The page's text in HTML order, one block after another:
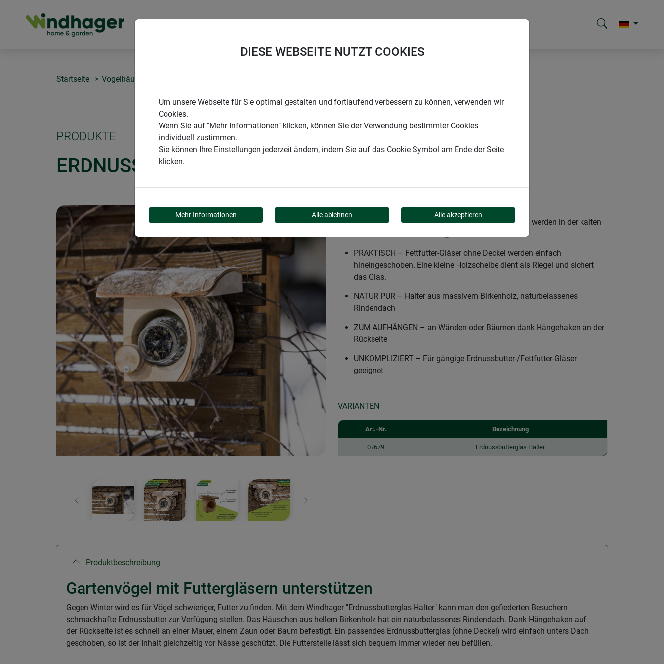
Startseite Vogelhäuser
PRODUKTE
ERDNUSSBUTTERGLAS HALTER
Zurück Weiter
UNTERSTÜTZUNG FÜR VÖGEL – Heimische Vögel werden in der kalten
PRAKTISCH – Fettfutter-Gläser ohne Deckel werden einfach
hineingeschoben. Eine kleine Holzscheibe dient als Riegel und sichert
das Glas.
NATUR PUR – Halter aus massivem Birkenholz, naturbelassenes
Rindendach
ZUM AUFHÄNGEN – an Wänden oder Bäumen dank Hängehaken an der
Rückseite
UNKOMPLIZIERT – Für gängige Erdnussbutter-/Fettfutter-Gläser
geeignet
VARIANTEN
Art.-Nr. Bezeichnung
07679 Erdnussbutterglas Halter
Produktbeschreibung
Gartenvögel mit Futtergläsern unterstützen
Gegen Winter wird es für Vögel schwieriger, Futter zu finden. Mit dem Windhager "Erdnussbutterglas-Halter" kann man den gefiederten Besuchern
schmackhafte Erdnussbutter zur Verfügung stellen. Das Häuschen aus hellem Birkenholz hat ein naturbelassenes Rindendach. Dank Hängehaken auf
der Rückseite ist es schnell an einer Mauer, einem Zaun oder Baum befestigt. Ein passendes Erdnussbutterglas (ohne Deckel) wird einfach unters Dach
geschoben, so ist der Inhalt gleichzeitig vor Nässe geschützt. Die Futterstelle lässt sich bequem immer wieder neu befüllen.
DIESE WEBSEITE NUTZT COOKIES
Um unsere Webseite für Sie optimal gestalten und fortlaufend verbessern zu können, verwenden wir
Cookies.
Wenn Sie auf "Mehr Informationen" klicken, können Sie der Verwendung bestimmter Cookies
individuell zustimmen.
Sie können Ihre Einstellungen jederzeit ändern, indem Sie auf das Cookie Symbol am Ende der Seite
klicken.
Mehr Informationen Alle ablehnen Alle akzeptieren